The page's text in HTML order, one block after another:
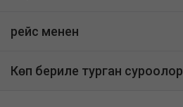
рейс менен
Көп бериле турган суроолор